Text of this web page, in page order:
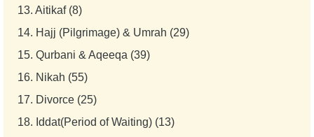
13. Aitikaf (8)
14. Hajj (Pilgrimage) & Umrah (29)
15. Qurbani & Aqeeqa (39)
16. Nikah (55)
17. Divorce (25)
18. Iddat(Period of Waiting) (13)